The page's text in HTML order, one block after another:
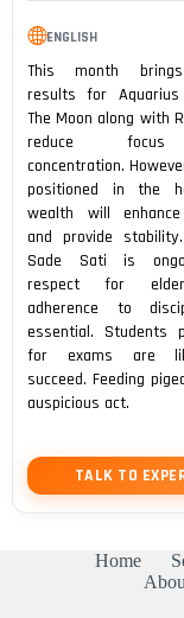
ENGLISH
This month
results for Aquarius
The Moon along with
reduce
concentration.
positioned in the
wealth will
and provide stability.
Sade Sati is
respect for
adherence to
essential. Students
for exams are
succeed. Feeding
auspicious act.
TALK TO
Home